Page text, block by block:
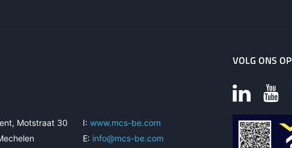
Motstraat 30
I: www.mcs-be.com
E: info@mcs-be.com
VOLG ONS OP